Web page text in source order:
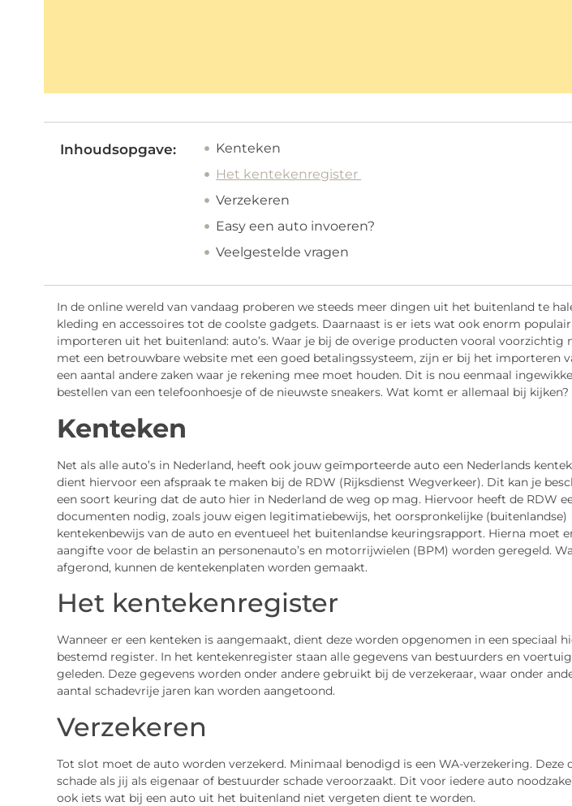
Inhoudsopgave:
Kenteken
Het kentekenregister
Verzekeren
Easy een auto invoeren?
Veelgestelde vragen
In de online wereld van vandaag proberen we steeds meer dingen uit het buitenland te
kleding en accessoires tot de coolste gadgets. Daarnaast is er iets wat ook enorm
importeren uit het buitenland: auto’s. Waar je bij de overige producten vooral voorzichtig
met een betrouwbare website met een goed betalingssysteem, zijn er bij het importeren
een aantal andere zaken waar je rekening mee moet houden. Dit is nou eenmaal
bestellen van een telefoonhoesje of de nieuwste sneakers. Wat komt er allemaal bij kijken?
Kenteken
Net als alle auto’s in Nederland, heeft ook jouw geïmporteerde auto een Nederlands
dient hiervoor een afspraak te maken bij de RDW (Rijksdienst Wegverkeer). Dit kan je
een soort keuring dat de auto hier in Nederland de weg op mag. Hiervoor heeft de RDW
documenten nodig, zoals jouw eigen legitimatiebewijs, het oorspronkelijke (buitenlandse)
kentekenbewijs van de auto en eventueel het buitenlandse keuringsrapport. Hierna moet
aangifte voor de belastin an personenauto’s en motorrijwielen (BPM) worden geregeld.
afgerond, kunnen de kentekenplaten worden gemaakt.
Het kentekenregister
Wanneer er een kenteken is aangemaakt, dient deze worden opgenomen in een speciaal
bestemd register. In het kentekenregister staan alle gegevens van bestuurders en
geleden. Deze gegevens worden onder andere gebruikt bij de verzekeraar, waar onder
aantal schadevrije jaren kan worden aangetoond.
Verzekeren
Tot slot moet de auto worden verzekerd. Minimaal benodigd is een WA-verzekering. Deze
schade als jij als eigenaar of bestuurder schade veroorzaakt. Dit voor iedere auto
ook iets wat bij een auto uit het buitenland niet vergeten dient te worden.